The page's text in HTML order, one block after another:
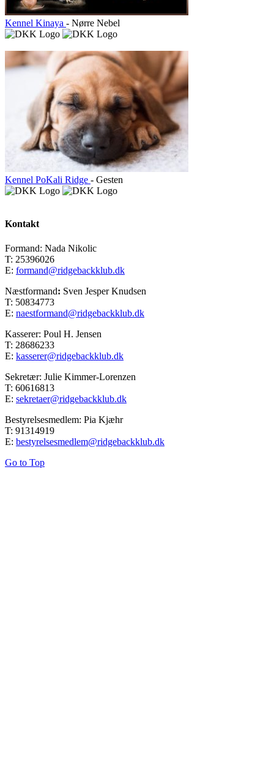
Kennel Kinaya - Nørre Nebel
Kennel PoKali Ridge - Gesten
Kontakt
Formand: Nada Nikolic
T: 25396026
E: formand@ridgebackklub.dk
Næstformand: Sven Jesper Knudsen
T: 50834773
E: naestformand@ridgebackklub.dk
Kasserer: Poul H. Jensen
T: 28686233
E: kasserer@ridgebackklub.dk
Sekretær: Julie Kimmer-Lorenzen
T: 60616813
E: sekretaer@ridgebackklub.dk
Bestyrelsesmedlem: Pia Kjæhr
T: 91314919
E: bestyrelsesmedlem@ridgebackklub.dk
Go to Top